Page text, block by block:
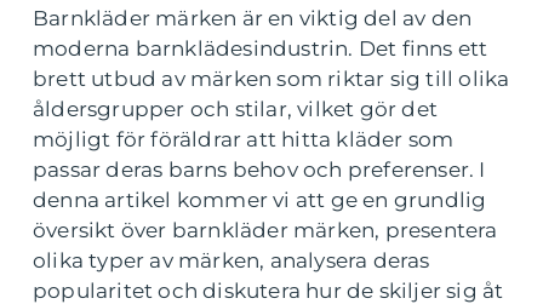
Barnkläder märken är en viktig del av den
moderna barnklädesindustrin. Det finns ett
brett utbud av märken som riktar sig till olika
åldersgrupper och stilar, vilket gör det
möjligt för föräldrar att hitta kläder som
passar deras barns behov och preferenser. I
denna artikel kommer vi att ge en grundlig
översikt över barnkläder märken, presentera
olika typer av märken, analysera deras
popularitet och diskutera hur de skiljer sig åt